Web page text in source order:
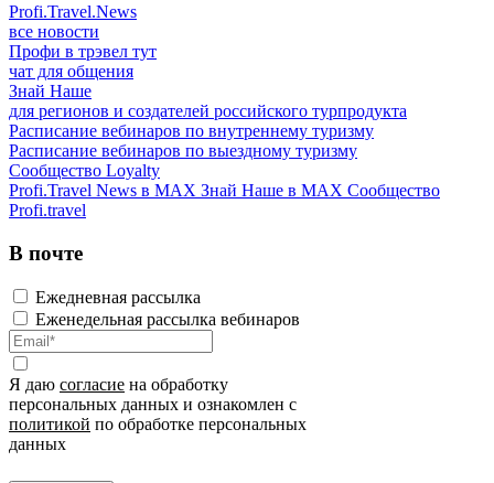
Profi.Travel.News
все новости
Профи в трэвел тут
чат для общения
Знай Наше
для регионов и создателей российского турпродукта
Расписание вебинаров по внутреннему туризму
Расписание вебинаров по выездному туризму
Сообщество Loyalty
Profi.Travel News в MAX Знай Наше в MAX Сообщество
Profi.travel
В почте
Ежедневная рассылка
Еженедельная рассылка вебинаров
Я даю согласие на обработку
персональных данных и ознакомлен с
политикой по обработке персональных
данных